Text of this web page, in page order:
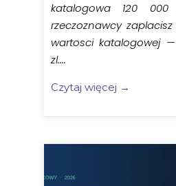
katalogowa 120
rzeczoznawcy zaplacisz
wartosci katalogowej
zl....
Czytaj więcej →